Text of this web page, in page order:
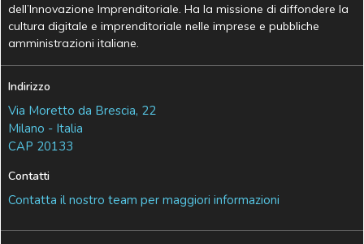
dell’Innovazione Imprenditoriale. Ha la missione di diffondere la
cultura digitale e imprenditoriale nelle imprese e pubbliche
amministrazioni italiane.
Indirizzo
Via Moretto da Brescia, 22
Milano - Italia
CAP 20133
Contatti
Contatta il nostro team per maggiori informazioni